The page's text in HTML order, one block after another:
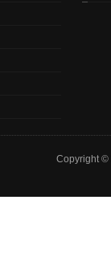
Copyright ©